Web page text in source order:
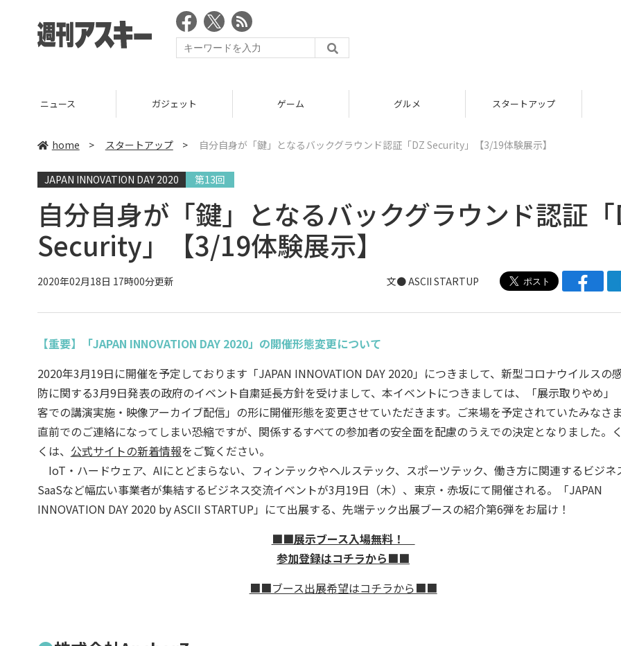
ニュース ガジェット ゲーム グルメ スタートアップ
home > スタートアップ > 自分自身が「鍵」となるバックグラウンド認証「DZ Security」【3/19体験展示】
JAPAN INNOVATION DAY 2020 第13回
自分自身が「鍵」となるバックグラウンド認証「
Security」【3/19体験展示】
2020年02月18日 17時00分更新 文●ASCII STARTUP
【重要】「JAPAN INNOVATION DAY 2020」の開催形態変更について
2020年3月19日に開催を予定しております「JAPAN INNOVATION DAY 2020」につきまして、新型コロナウイルスの
防に関する3月9日発表の政府のイベント自粛延長方針を受けまして、本イベントにつきましては、「展示取りやめ」
客での講演実施・映像アーカイブ配信」の形に開催形態を変更させていただきます。ご来場を予定されていたみなさ
直前でのご連絡になってしまい恐縮ですが、関係するすべての参加者の安全面を配慮のうえでの決定となりました。
くは、 公式サイトの新着情報をご覧ください。
IoT・ハードウェア、AIにとどまらない、フィンテックやヘルステック、スポーツテック、働き方に関連するビジネ
SaaSなど幅広い事業者が集結するビジネス交流イベントが3月19日（木）、東京・赤坂にて開催される。「JAPAN
INNOVATION DAY 2020 by ASCII STARTUP」にて出展する、先端テック出展ブースの紹介第6弾をお届け！
■■展示ブース入場無料！
参加登録はコチラから■■
■■ブース出展希望はコチラから■■